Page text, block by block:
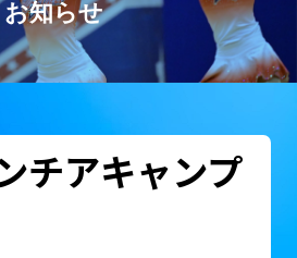
お知らせ
チアキャンプ